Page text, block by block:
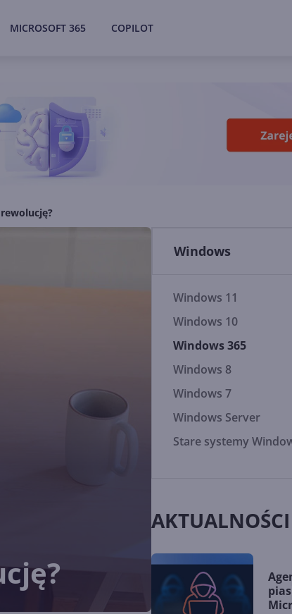
MICROSOFT 365 COPILOT
Windows
Windows 11
Windows 10
Windows 365
Windows 8
Windows 7
Windows Server
Stare systemy
AKTUALNOŚCI